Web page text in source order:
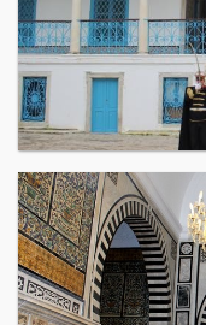
الشعب